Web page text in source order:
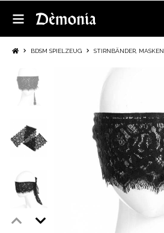
BDSM SPIELZEUG STIRNBÄNDER, MASKEN